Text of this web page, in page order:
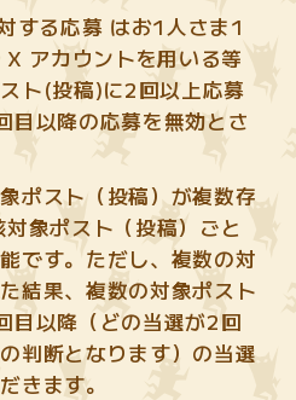
する応募 はお1人さま1
アカウントを用いる等
ト(投稿)に2回以上応募
目以降の応募を無効とさ
ポスト（投稿）が複数存
象ポスト（投稿）ごと
です。ただし、複数の対
結果、複数の対象ポスト
目以降（どの当選が2回
判断となります）の当選
きます。